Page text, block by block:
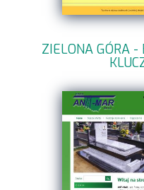
ZIELONA GÓRA -